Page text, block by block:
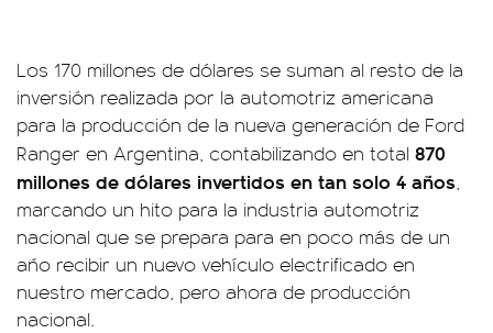
Los 170 millones de dólares se suman al resto de la
inversión realizada por la automotriz americana
para la producción de la nueva generación de Ford
Ranger en Argentina, contabilizando en total 870
millones de dólares invertidos en tan solo 4 años,
marcando un hito para la industria automotriz
nacional que se prepara para en poco más de un
año recibir un nuevo vehículo electrificado en
nuestro mercado, pero ahora de producción
nacional.